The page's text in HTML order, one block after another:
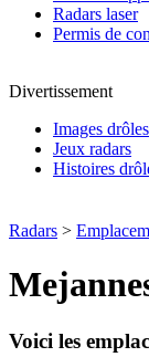
Radars laser
Permis de
Divertissement
Images drôles
Jeux radars
Histoires
Radars >
Voici les